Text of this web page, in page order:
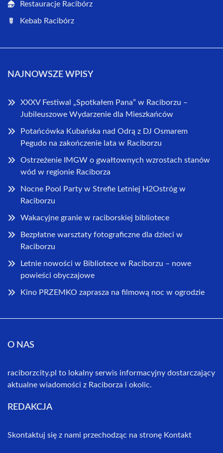
Restauracje Racibórz
Kebab Racibórz
NAJNOWSZE WPISY
XXXV Festiwal „Spotkałem Pana” w Raciborzu –
Jubileuszowe Wydarzenie dla Mieszkańców
Potańcówka Kubańska nad Odrą z DJ Osmarem
Pegudo na zakończenie lata w Raciborzu
Ostrzeżenie IMGW o gwałtownych wzrostach stanów
wód w regionie Raciborza
Nocne Pool Party w Strefie Letniej H2Ostróg w
Raciborzu
Wakacyjne granie w raciborskiej bibliotece
Bezpłatne warsztaty fotograficzne dla dzieci w
Raciborzu
Letnie nowości w Bibliotece w Raciborzu – nowe
powieści obyczajowe
Kino PRZEMKO zaprasza na filmową noc w ogrodzie
O NAS
raciborzcity.pl to lokalny serwis informacyjny dostarczający
aktualne wiadomości z Raciborza i okolic.
REDAKCJA
Skontaktuj się z nami przechodząc na stronę Kontakt